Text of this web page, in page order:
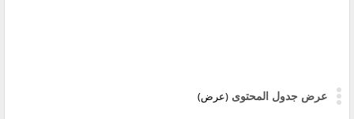
عرض جدول المحتوى (عرض)